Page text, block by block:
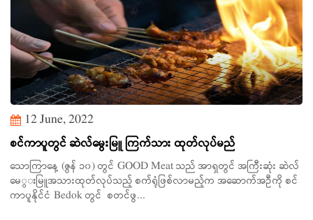
12 June, 2022
စင်ကာပူတွင် ဆဲလ်မွေးမြူ ကြက်သား ထုတ်လုပ်မည်
သောကြာနေ့ (ဇွန် ၁၀) တွင် GOOD Meat သည် အာရှတွင် အကြီးဆုံး ဆဲလ်
မေွးမြူအသားထုတ်လုပ်သည့် စက်ရုံဖြစ်လာမည့်က အဆောက်အဦကို စင်
ကာပူနိုင်ငံ Bedok တွင် စတင်ဖွ...